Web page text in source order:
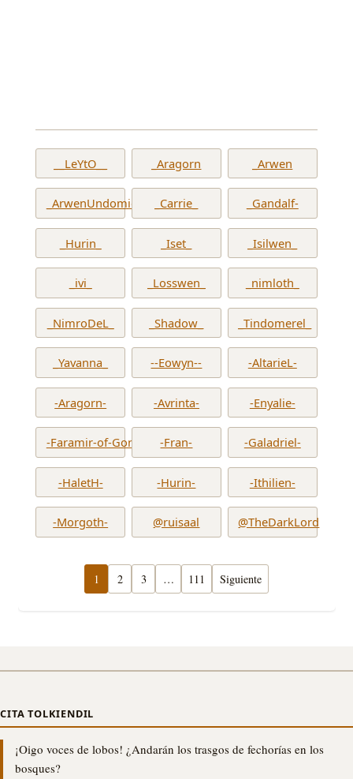
__LeYtO__ _Aragorn _Arwen
_ArwenUndomiel_ _Carrie_ _Gandalf-
_Hurin_ _Iset_ _Isilwen_
_ivi_ _Losswen_ _nimloth_
_NimroDeL_ _Shadow_ _Tindomerel_
_Yavanna_ --Eowyn-- -AltarieL-
-Aragorn- -Avrinta- -Enyalie-
-Faramir-of-Gondor- -Fran- -Galadriel-
-HaletH- -Hurin- -Ithilien-
-Morgoth- @ruisaal @TheDarkLord
1 2 3 … 111 Siguiente
CITA TOLKIENDIL
¡Oigo voces de lobos! ¿Andarán los trasgos de fechorías en los
bosques?